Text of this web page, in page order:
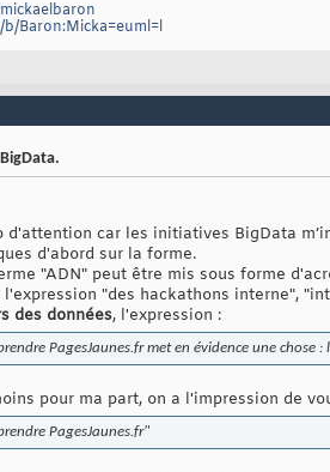
Baron:Micka=euml=l
car les initiatives BigData
d'abord sur la forme.
"ADN" peut être mis sous forme
"des hackathons interne",
des données, l'expression :
PagesJaunes.fr met en évidence une chose
pour ma part, on a l'impression de
PagesJaunes.fr"